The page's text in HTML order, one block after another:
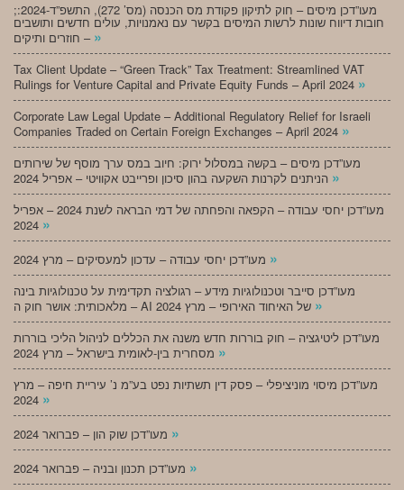
;מעו”דכן מיסים – חוק לתיקון פקודת מס הכנסה (מס’ 272), התשפ”ד-2024:
חובות דיווח שונות לרשות המיסים בקשר עם נאמנויות, עולים חדשים ותושבים
חוזרים ותיקים – »
Tax Client Update – “Green Track” Tax Treatment: Streamlined VAT
Rulings for Venture Capital and Private Equity Funds – April 2024 »
Corporate Law Legal Update – Additional Regulatory Relief for Israeli
Companies Traded on Certain Foreign Exchanges – April 2024 »
מעו”דכן מיסים – בקשה במסלול ירוק: חיוב במס ערך מוסף של שירותים
»
מעו”דכן יחסי עבודה – הקפאה והפחתה של דמי הבראה לשנת 2024 – אפריל
»
»
מעו”דכן סייבר וטכנולוגיות מידע – רגולציה תקדימית על טכנולוגיות בינה
»
מעו”דכן ליטיגציה – חוק בוררות חדש משנה את הכללים לניהול הליכי בוררות
»
מעו”דכן מיסוי מוניציפלי – פסק דין תשתיות נפט בע”מ נ’ עיריית חיפה – מרץ
»
»
»